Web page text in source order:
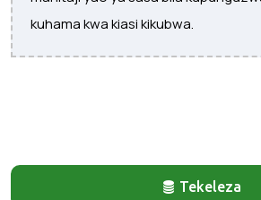
kuhama kwa kiasi kikubwa.
Tekeleza